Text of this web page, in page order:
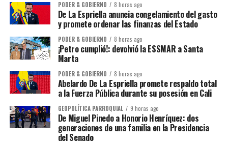
PODER & GOBIERNO 8 horas ago
De La Espriella anuncia congelamiento del gasto
y promete ordenar las finanzas del Estado
PODER & GOBIERNO 8 horas ago
¡Petro cumplió!: devolvió la ESSMAR a Santa
Marta
PODER & GOBIERNO 8 horas ago
Abelardo De La Espriella promete respaldo total
a la Fuerza Pública durante su posesión en Cali
GEOPOLÍTICA PARROQUIAL 9 horas ago
De Miguel Pinedo a Honorio Henríquez: dos
generaciones de una familia en la Presidencia
del Senado